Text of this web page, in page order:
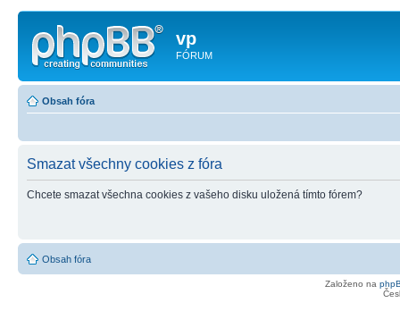
vp
FÓRUM
Obsah fóra
Smazat všechny cookies z fóra
Chcete smazat všechna cookies z vašeho disku uložená tímto fórem?
Obsah fóra
Založeno na